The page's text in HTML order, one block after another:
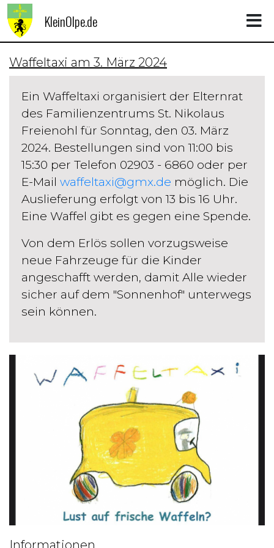
KleinOlpe.de
Waffeltaxi am 3. März 2024
Ein Waffeltaxi organisiert der Elternrat
des Familienzentrums St. Nikolaus
Freienohl für Sonntag, den 03. März
2024. Bestellungen sind von 11:00 bis
15:30 per Telefon 02903 - 6860 oder per
E-Mail waffeltaxi@gmx.de möglich. Die
Auslieferung erfolgt von 13 bis 16 Uhr.
Eine Waffel gibt es gegen eine Spende.
Von dem Erlös sollen vorzugsweise
neue Fahrzeuge für die Kinder
angeschafft werden, damit Alle wieder
sicher auf dem "Sonnenhof" unterwegs
sein können.
Informationen